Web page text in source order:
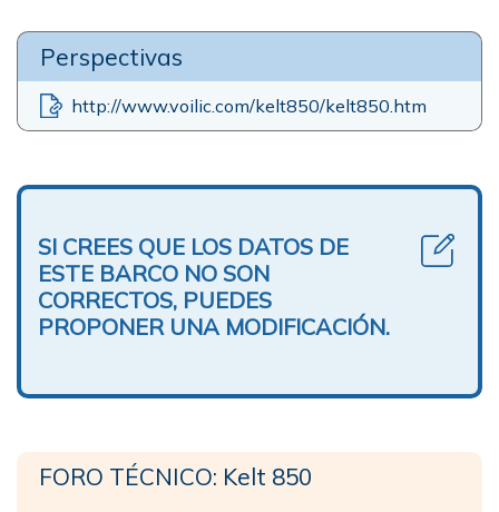
Perspectivas
http://www.voilic.com/kelt850/kelt850.htm
SI CREES QUE LOS DATOS DE
ESTE BARCO NO SON
CORRECTOS, PUEDES
PROPONER UNA MODIFICACIÓN.
FORO TÉCNICO: Kelt 850